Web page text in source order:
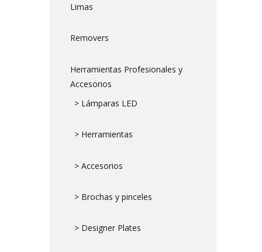
Limas
Removers
Herramientas Profesionales y
Accesorios
> Lámparas LED
> Herramientas
> Accesorios
> Brochas y pinceles
> Designer Plates